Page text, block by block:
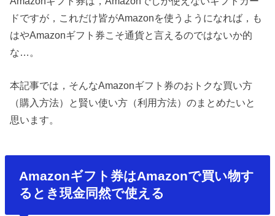
ドですが，これだけ皆がAmazonを使うようになれば，も
はやAmazonギフト券こそ通貨と言えるのではないか的
な…。
本記事では，そんなAmazonギフト券のおトクな買い方
（購入方法）と賢い使い方（利用方法）のまとめたいと
思います。
Amazonギフト券はAmazonで買い物す
るとき現金同然で使える